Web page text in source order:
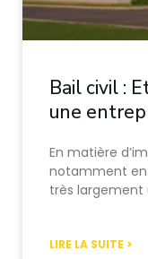
Bail civil :
une
En matière
notamment en
très largement
LIRE LA SUITE >